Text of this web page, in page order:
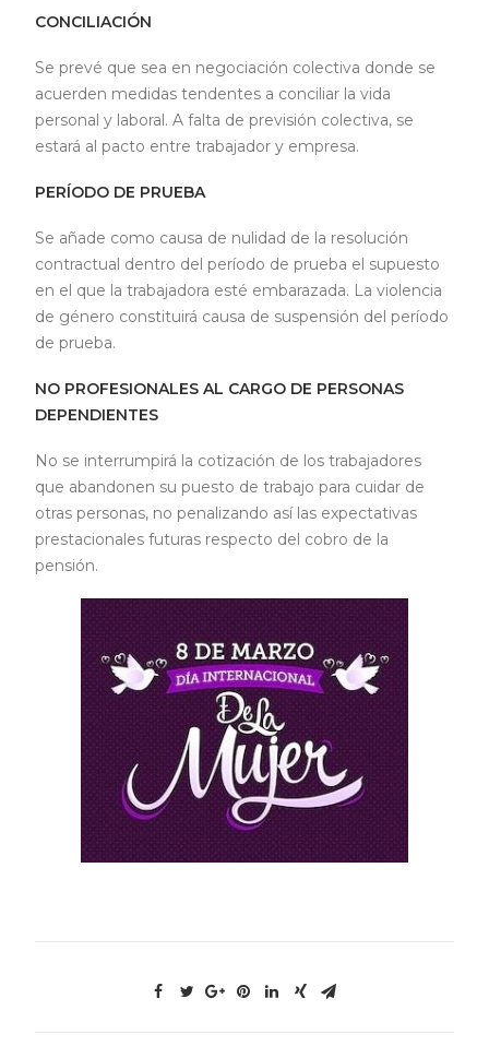
CONCILIACIÓN
Se prevé que sea en negociación colectiva donde se
acuerden medidas tendentes a conciliar la vida
personal y laboral. A falta de previsión colectiva, se
estará al pacto entre trabajador y empresa.
PERÍODO DE PRUEBA
Se añade como causa de nulidad de la resolución
contractual dentro del período de prueba el supuesto
en el que la trabajadora esté embarazada. La violencia
de género constituirá causa de suspensión del período
de prueba.
NO PROFESIONALES AL CARGO DE PERSONAS
DEPENDIENTES
No se interrumpirá la cotización de los trabajadores
que abandonen su puesto de trabajo para cuidar de
otras personas, no penalizando así las expectativas
prestacionales futuras respecto del cobro de la
pensión.